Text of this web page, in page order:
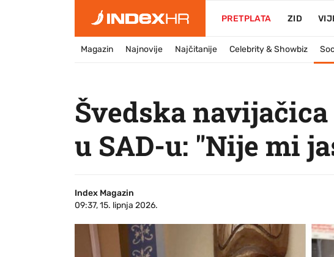
PRETPLATA ZID
Magazin Najnovije Najčitanije Celebrity & Showbiz
Švedska
u SAD-u: "Nije mi
Index Magazin
09:37, 15. lipnja 2026.